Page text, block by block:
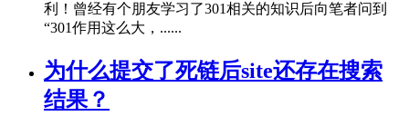
利！曾经有个朋友学习了301相关的知识后向笔者问到
“301作用这么大，......
为什么提交了死链后site还存在搜索
结果？